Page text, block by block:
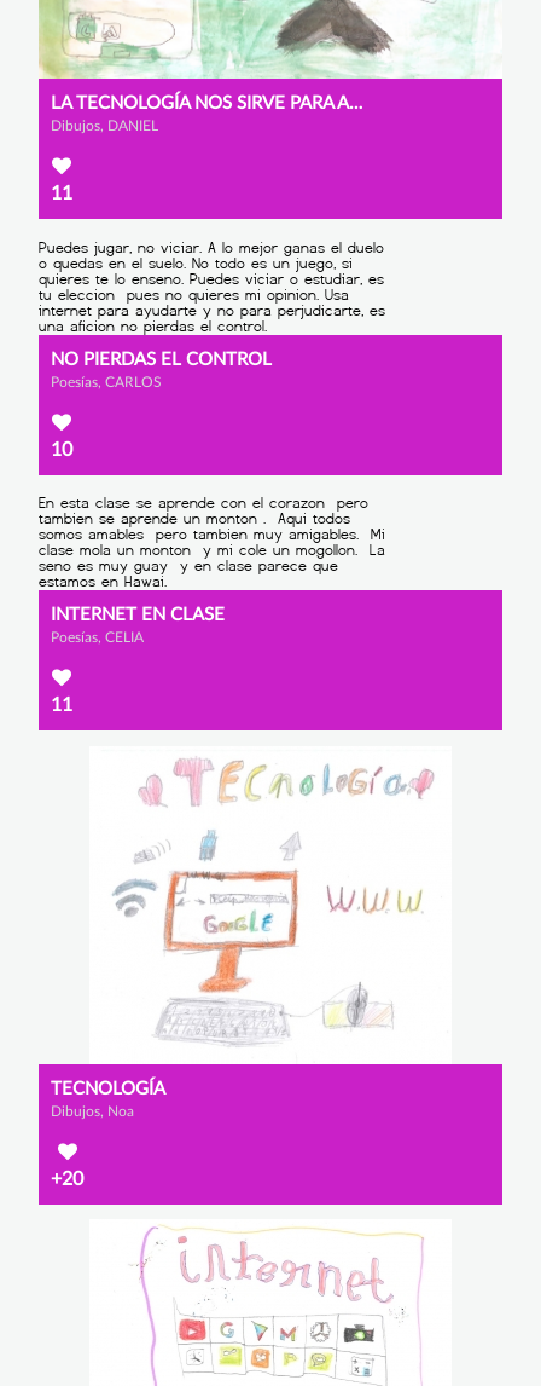
LA TECNOLOGÍA NOS SIRVE PARA AYUDAR
Dibujos, DANIEL
11
NO PIERDAS EL CONTROL
Poesías, CARLOS
10
INTERNET EN CLASE
Poesías, CELIA
11
TECNOLOGÍA
Dibujos, Noa
+20